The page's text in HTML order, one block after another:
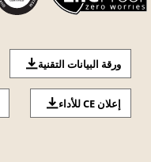
ورقة البيانات التقنية
إعلان CE للأداء